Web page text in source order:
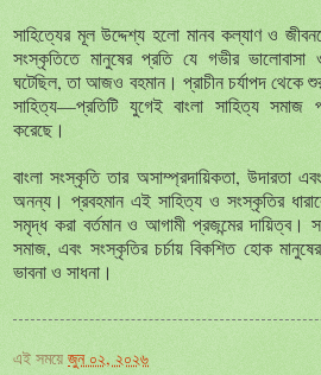
সাহিত্যের মূল উদ্দেশ্য হলো মানব কল্যাণ ও
সংস্কৃতিতে মানুষের প্রতি যে গভীর ভালোবাসা
ঘটেছিল, তা আজও বহমান। প্রাচীন চর্যাপদ
সাহিত্য—প্রতিটি যুগেই বাংলা সাহিত্য সমাজ
করেছে।
বাংলা সংস্কৃতি তার অসাম্প্রদায়িকতা, উদারতা
অনন্য। প্রবহমান এই সাহিত্য ও সংস্কৃতির
সমৃদ্ধ করা বর্তমান ও আগামী প্রজন্মের
সমাজ, এবং সংস্কৃতির চর্চায় বিকশিত হোক
ভাবনা ও সাধনা।
এই সময়ে জুন ০২, ২০২৬